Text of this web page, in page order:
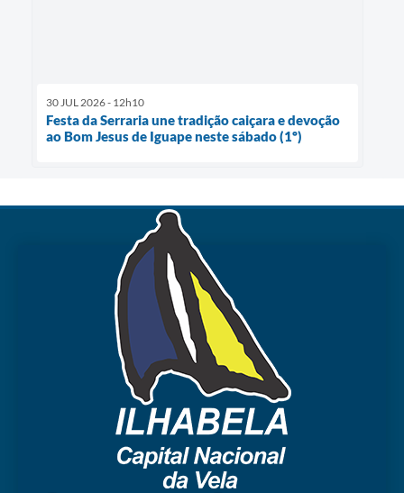
30 JUL 2026 - 12h10
Festa da Serraria une tradição caiçara e devoção
ao Bom Jesus de Iguape neste sábado (1º)